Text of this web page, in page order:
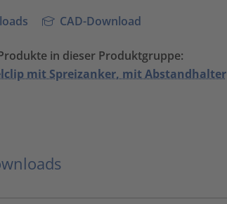
CAD-Download
in dieser Produktgruppe:
mit Spreizanker, mit Abstandhalter